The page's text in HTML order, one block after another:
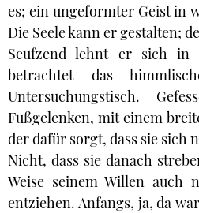
es; ein ungeformter Geist in
Die Seele kann er gestalten;
Seufzend lehnt er sich in
betrachtet das
Untersuchungstisch.
Fußgelenken, mit einem
der dafür sorgt, dass sie sich
Nicht, dass sie danach
Weise seinem Willen auch
entziehen. Anfangs, ja, da